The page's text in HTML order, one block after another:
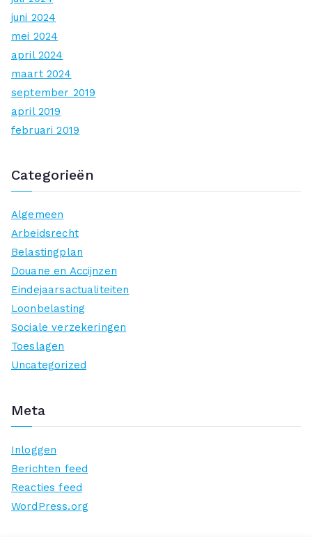
juni 2024
mei 2024
april 2024
maart 2024
september 2019
april 2019
februari 2019
Categorieën
Algemeen
Arbeidsrecht
Belastingplan
Douane en Accijnzen
Eindejaarsactualiteiten
Loonbelasting
Sociale verzekeringen
Toeslagen
Uncategorized
Meta
Inloggen
Berichten feed
Reacties feed
WordPress.org